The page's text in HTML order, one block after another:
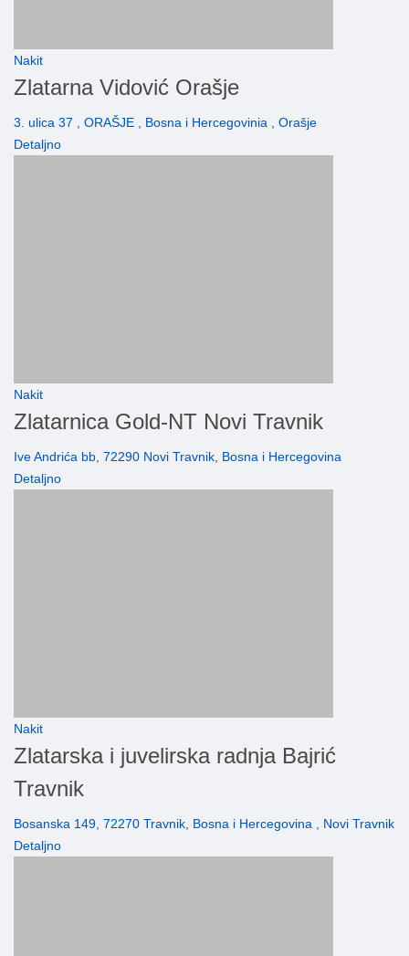
Nakit
Zlatarna Vidović Orašje
3. ulica 37 , ORAŠJE , Bosna i Hercegovinia , Orašje
Detaljno
Nakit
Zlatarnica Gold-NT Novi Travnik
Ive Andrića bb, 72290 Novi Travnik, Bosna i Hercegovina
Detaljno
Nakit
Zlatarska i juvelirska radnja Bajrić
Travnik
Bosanska 149, 72270 Travnik, Bosna i Hercegovina , Novi Travnik
Detaljno